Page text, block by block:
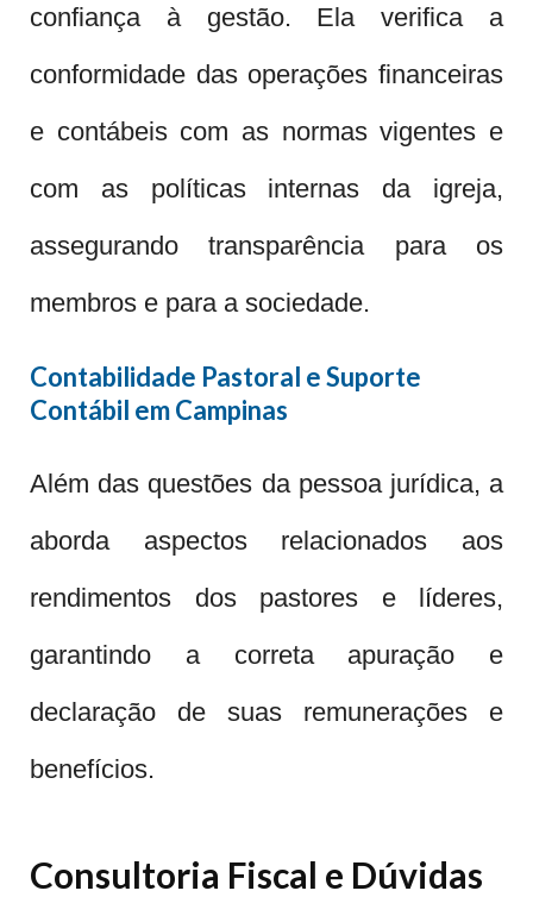
confiança à gestão. Ela verifica a
conformidade das operações financeiras
e contábeis com as normas vigentes e
com as políticas internas da igreja,
assegurando transparência para os
membros e para a sociedade.
Contabilidade Pastoral e Suporte
Contábil em Campinas
Além das questões da pessoa jurídica, a
aborda aspectos relacionados aos
rendimentos dos pastores e líderes,
garantindo a correta apuração e
declaração de suas remunerações e
benefícios.
Consultoria Fiscal e Dúvidas